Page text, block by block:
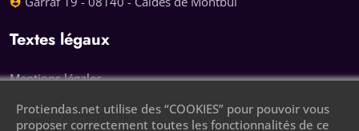
Textes légaux
Mentions légales
Politique de confidentialité
Protiendas.net utilise des “COOKIES” pour pouvoir vous
proposer correctement toutes les fonctionnalités de ce